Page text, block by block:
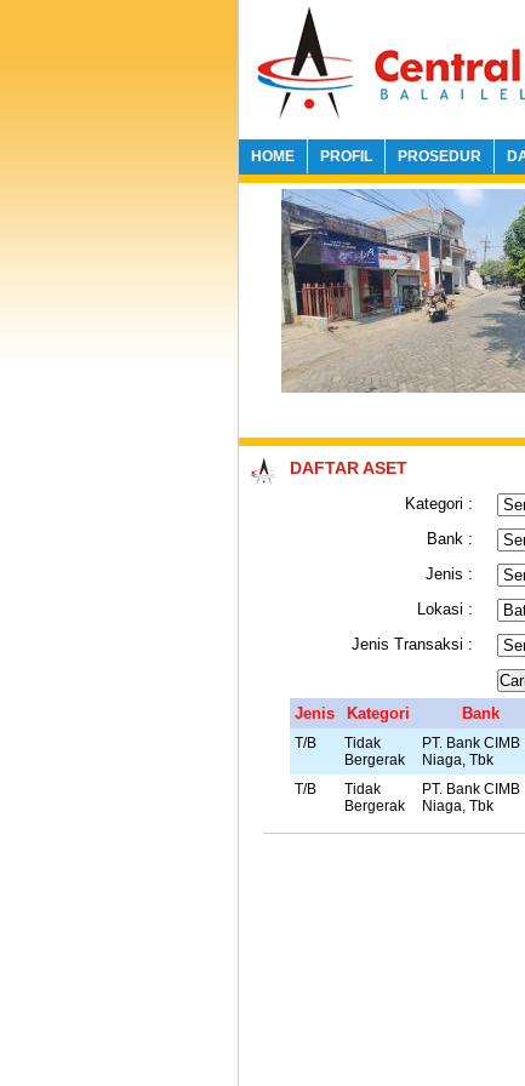
HOME PROFIL PROSEDUR
DAFTAR ASET
Kategori :
Bank :
Jenis :
Lokasi :
Jenis Transaksi :
Jenis Kategori Bank
T/B
Tidak
Bergerak
PT. Bank CIMB
Niaga, Tbk
T/B
Tidak
Bergerak
PT. Bank CIMB
Niaga, Tbk